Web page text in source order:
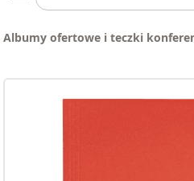
Albumy ofertowe i teczki